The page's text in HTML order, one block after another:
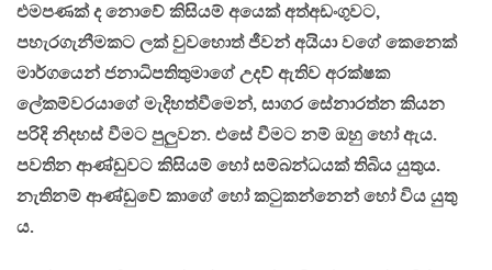
එමපණක් ද නොවේ කිසියම් අයෙක් අත්අඩංගුවට,
පහැරගැනීමකට ලක් වුවහොත් ජීවන් අයියා වගේ කෙනෙක්
මාර්ගයෙන් ජනාධිපතිතුමාගේ උදව් ඇතිව අරක්ෂක
ලේකම්වරයාගේ මැදිහත්වීමෙන්, සාගර සේනාරත්න කියන
පරිදි නිදහස් වීමට පුලුවන. එසේ වීමට නම් ඔහු හෝ ඇය.
පවතින ආණ්ඩුවට කිසියම් හෝ සම්බන්ධයක් තිබිය යුතුය.
නැතිනම් ආණ්ඩුවේ කාගේ හෝ කටුකන්නෙන් හෝ විය යුතු
ය.